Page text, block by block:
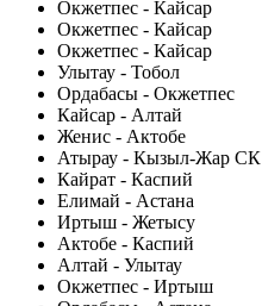
Окжетпес - Кайсар
Окжетпес - Кайсар
Окжетпес - Кайсар
Улытау - Тобол
Ордабасы - Окжетпес
Кайсар - Алтай
Женис - Актобе
Атырау - Кызыл-Жар СК
Кайрат - Каспий
Елимай - Астана
Иртыш - Жетысу
Актобе - Каспий
Алтай - Улытау
Окжетпес - Иртыш